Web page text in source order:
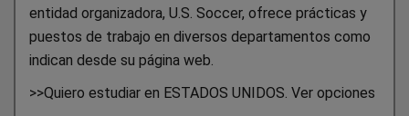
entidad organizadora, U.S. Soccer, ofrece prácticas y
puestos de trabajo en diversos departamentos como
indican desde su página web.
>>Quiero estudiar en ESTADOS UNIDOS. Ver opciones